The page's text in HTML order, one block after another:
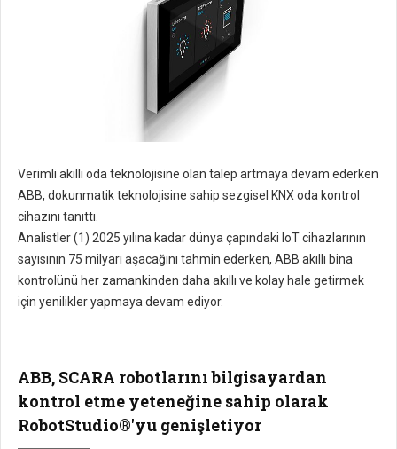
Verimli akıllı oda teknolojisine olan talep artmaya devam ederken
ABB, dokunmatik teknolojisine sahip sezgisel KNX oda kontrol
cihazını tanıttı.
Analistler (1) 2025 yılına kadar dünya çapındaki IoT cihazlarının
sayısının 75 milyarı aşacağını tahmin ederken, ABB akıllı bina
kontrolünü her zamankinden daha akıllı ve kolay hale getirmek
için yenilikler yapmaya devam ediyor.
ABB, SCARA robotlarını bilgisayardan
kontrol etme yeteneğine sahip olarak
RobotStudio®'yu genişletiyor